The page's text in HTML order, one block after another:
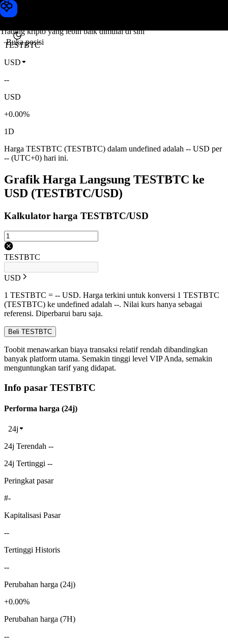
Trading kripto yang lebih baik dimulai di sini
Buka posisi
Harga TESTBTC
TESTBTC
USD
--
USD
+0.00%
1D
Harga TESTBTC (TESTBTC) dalam undefined adalah -- USD per
-- (UTC+0) hari ini.
Grafik Harga Langsung TESTBTC ke
USD (TESTBTC/USD)
Kalkulator harga TESTBTC/USD
TESTBTC
USD
1 TESTBTC = -- USD. Harga terkini untuk konversi 1 TESTBTC
(TESTBTC) ke undefined adalah --. Nilai kurs hanya sebagai
referensi. Diperbarui baru saja.
Beli TESTBTC
Toobit menawarkan biaya transaksi relatif rendah dibandingkan
banyak platform utama. Semakin tinggi level VIP Anda, semakin
menguntungkan tarif yang didapat.
Info pasar TESTBTC
Performa harga (24j)
24j
24j Terendah --
24j Tertinggi --
Peringkat pasar
#-
Kapitalisasi Pasar
--
Tertinggi Historis
--
Perubahan harga (24j)
+0.00%
Perubahan harga (7H)
--